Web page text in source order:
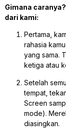
Gimana
dari kami:
Pertama,
rahasia
yang sama.
ketiga atau
Setelah
tempat,
Screen
mode).
diasingkan.